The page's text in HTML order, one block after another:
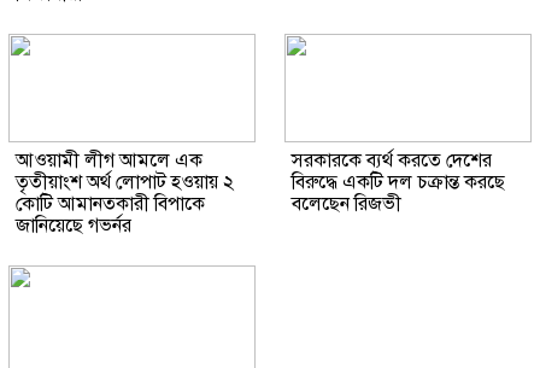
আওয়ামী লীগ আমলে এক
তৃতীয়াংশ অর্থ লোপাট হওয়ায় ২
কোটি আমানতকারী বিপাকে
জানিয়েছে গভর্নর
সরকারকে ব্যর্থ করতে দেশের
বিরুদ্ধে একটি দল চক্রান্ত করছে
বলেছেন রিজভী